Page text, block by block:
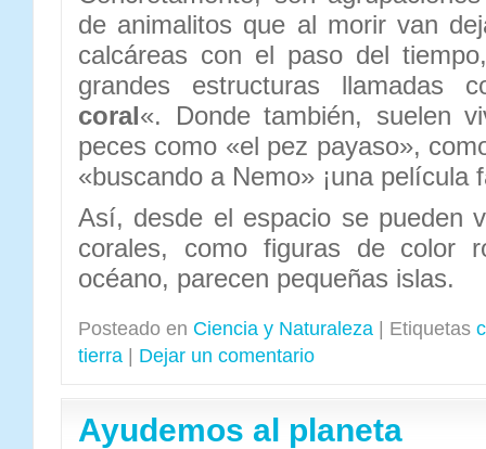
de animalitos que al morir van
calcáreas con el paso del
grandes estructuras llamadas
coral«. Donde también, suelen
peces como «el pez payaso»,
«buscando a Nemo» ¡una película
Así, desde el espacio se pueden
corales, como figuras de color
océano, parecen pequeñas islas.
Posteado en Ciencia y Naturaleza Etiquetas
tierra
Dejar un comentario
Ayudemos al planeta